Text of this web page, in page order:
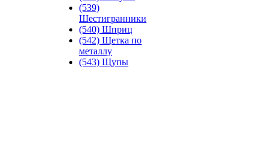
(539)
Шестигранники
(540) Шприц
(542) Щетка по
металлу
(543) Щупы